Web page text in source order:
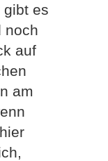
gibt es
noch
auf
am